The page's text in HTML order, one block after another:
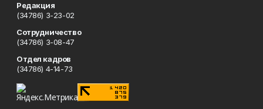
Редакция
(34786) 3-23-02
Сотрудничество
(34786) 3-08-47
Отдел кадров
(34786) 4-14-73